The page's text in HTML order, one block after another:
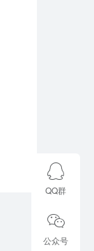
QQ群
公众号